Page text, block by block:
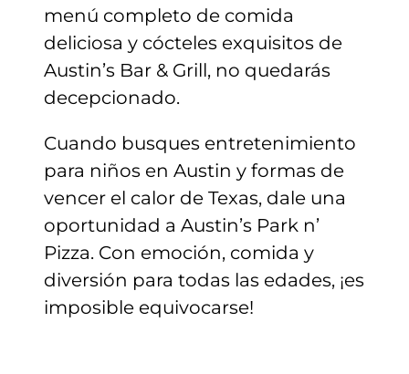
menú completo de comida
deliciosa y cócteles exquisitos de
Austin’s Bar & Grill, no quedarás
decepcionado.
Cuando busques entretenimiento
para niños en Austin y formas de
vencer el calor de Texas, dale una
oportunidad a Austin’s Park n’
Pizza. Con emoción, comida y
diversión para todas las edades, ¡es
imposible equivocarse!